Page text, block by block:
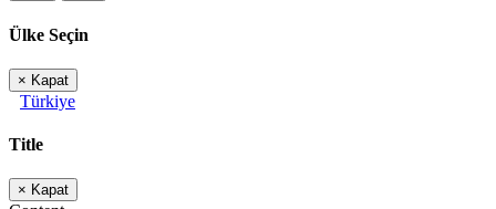
Ülke Seçin
× Kapat
Türkiye
Title
× Kapat